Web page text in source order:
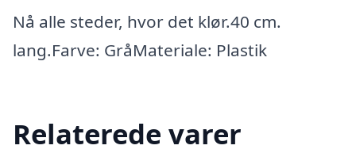
Nå alle steder, hvor det klør.40 cm.
lang.Farve: GråMateriale: Plastik
Relaterede varer